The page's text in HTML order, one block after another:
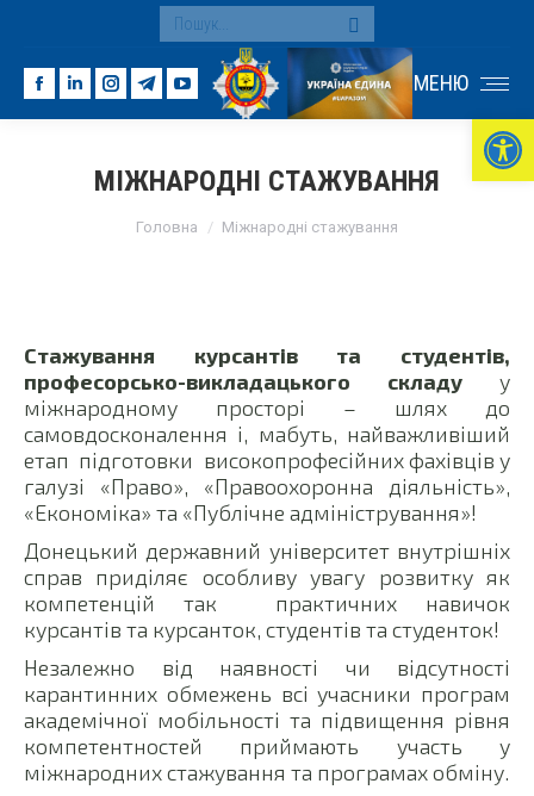
Search:
МЕНЮ
Facebook
page
Linkedin
page
Instagram
page
in
new
Telegram
page
in
new
YouTube
page
in
new
МІЖНАРОДНІ СТАЖУВАННЯ
Головна Міжнародні стажування
Стажування курсантів та студентів,
професорсько-викладацького складу у
міжнародному просторі – шлях до
самовдосконалення і, мабуть, найважливіший
етап підготовки високопрофесійних фахівців у
галузі «Право», «Правоохоронна діяльність»,
«Економіка» та «Публічне адміністрування»!
Донецький державний університет внутрішніх
справ приділяє особливу увагу розвитку як
компетенцій так практичних навичок
курсантів та курсанток, студентів та студенток!
Незалежно від наявності чи відсутності
карантинних обмежень всі учасники програм
академічної мобільності та підвищення рівня
компетентностей приймають участь у
міжнародних стажування та програмах обміну.